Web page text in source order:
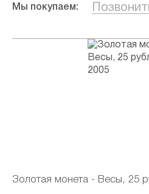
Мы покупаем:
Золотая монета - Весы, 25